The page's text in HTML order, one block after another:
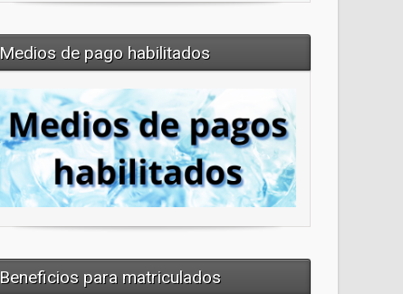
Medios de pago habilitados
Beneficios para matriculados